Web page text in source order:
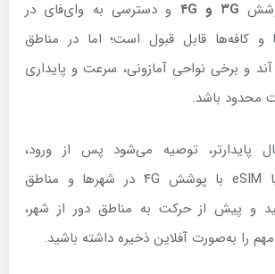
۳G و ۴G
و دسترسی به وای‌فای در
و کافه‌ها قابل قبول است؛ اما در مناطق
آند و برخی نواحی آمازونی، سرعت و پایداری
محدود باشد.
پایدارتر، توصیه می‌شود پس از ورود،
سیم‌کارت محلی یا eSIM با پوشش ۴G در شهرها و مناطق
و پیش از حرکت به مناطق دور از شهر،
را به‌صورت آفلاین ذخیره داشته باشید.